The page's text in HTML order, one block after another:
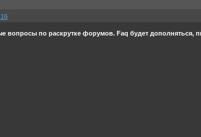
вопросы по раскрутке форумов. Faq будет дополняться,